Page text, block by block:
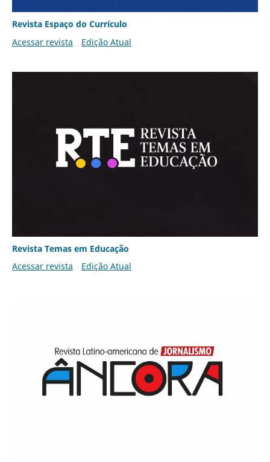
Revista Espaço do Currículo
Acessar revista
Edição Atual
Revista Temas em Educação
Acessar revista
Edição Atual